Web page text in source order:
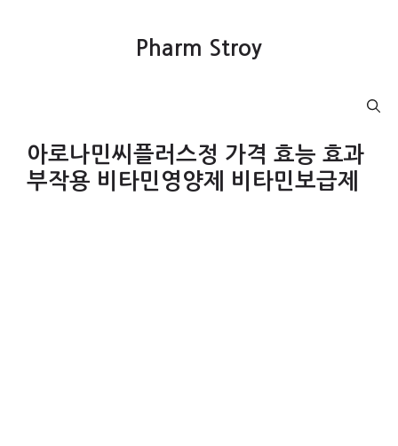
Pharm Stroy
아로나민씨플러스정 가격 효능 효과
부작용 비타민영양제 비타민보급제